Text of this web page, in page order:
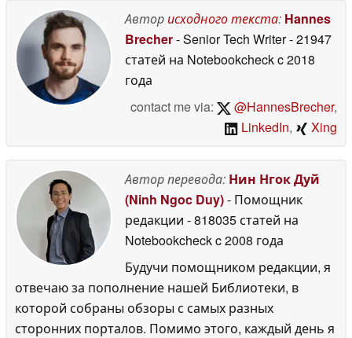
снижения цены
July 2026
Авторисходного текста: Hannes
Brecher- Senior Tech Writer- 21947
статей на Notebookcheckc 2018
года
contact me via:
@HannesBrecher,
LinkedIn, Xing
Автор перевода: Нин Нгок Дуй
(Ninh Ngoc Duy)- Помощник
редакции - 818035 статей на
Notebookcheckc 2008 года
Будучи помощником редакции, я
отвечаю за пополнение нашей Библиотеки, в
которой собраны обзоры с самых разных
сторонних порталов. Помимо этого, каждый день я